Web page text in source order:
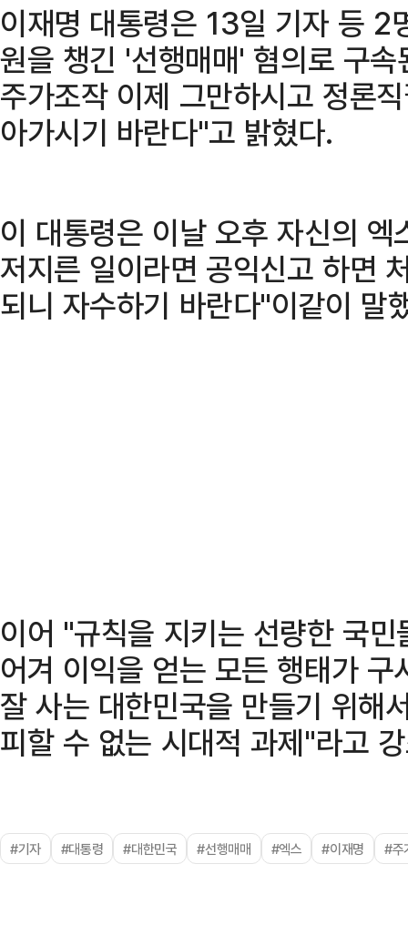
이재명 대통령은 13일 기자 등
원을 챙긴 '선행매매' 혐의로 구
주가조작 이제 그만하시고 정론
아가시기 바란다"고 밝혔다.
이 대통령은 이날 오후 자신의
저지른 일이라면 공익신고 하면
되니 자수하기 바란다"이같이 말
이어 "규칙을 지키는 선량한 국
어겨 이익을 얻는 모든 행태가
잘 사는 대한민국을 만들기 위해
피할 수 없는 시대적 과제"라고
#기자 #대통령 #대한민국 #선행매매 #엑스 #이재명 #주